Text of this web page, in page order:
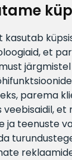
kasutab
et
, parema
veebisaidil,et
ja teenuste
+372
Harju